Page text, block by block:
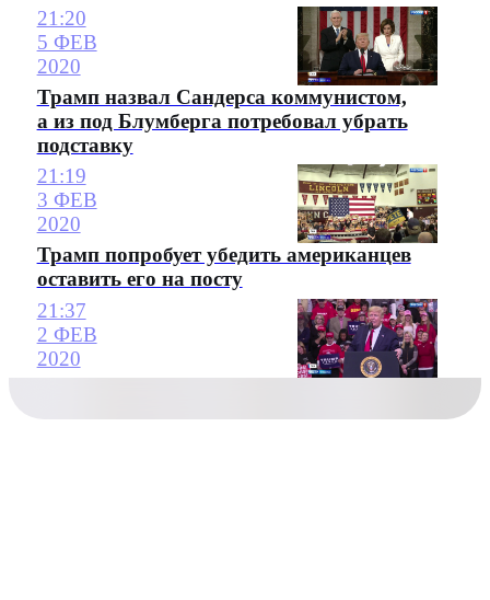
21:20
5 ФЕВ
2020
Трамп назвал Сандерса коммунистом,
а из под Блумберга потребовал убрать
подставку
21:19
3 ФЕВ
2020
Трамп попробует убедить американцев
оставить его на посту
21:37
2 ФЕВ
2020